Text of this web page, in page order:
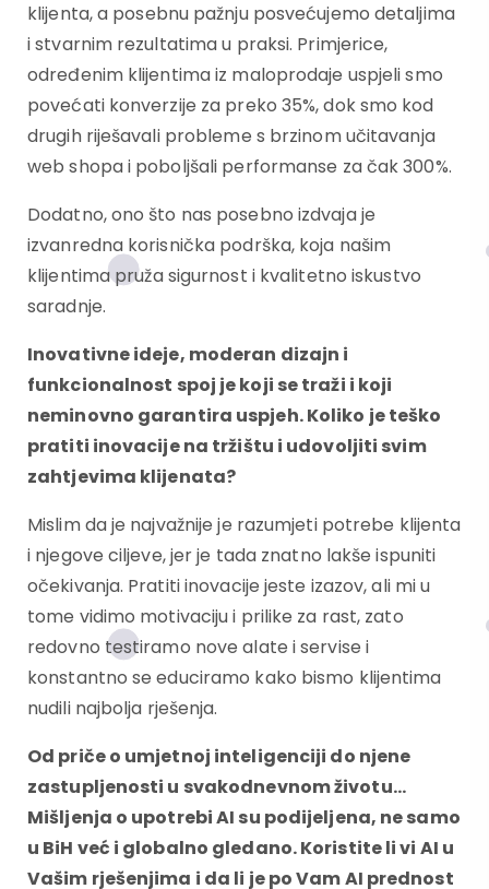
klijenta, a posebnu pažnju posvećujemo detaljima
i stvarnim rezultatima u praksi. Primjerice,
određenim klijentima iz maloprodaje uspjeli smo
povećati konverzije za preko 35%, dok smo kod
drugih riješavali probleme s brzinom učitavanja
web shopa i poboljšali performanse za čak 300%.
Dodatno, ono što nas posebno izdvaja je
izvanredna korisnička podrška, koja našim
klijentima pruža sigurnost i kvalitetno iskustvo
saradnje.
Inovativne ideje, moderan dizajn i
funkcionalnost spoj je koji se traži i koji
neminovno garantira uspjeh. Koliko je teško
pratiti inovacije na tržištu i udovoljiti svim
zahtjevima klijenata?
Mislim da je najvažnije je razumjeti potrebe klijenta
i njegove ciljeve, jer je tada znatno lakše ispuniti
očekivanja. Pratiti inovacije jeste izazov, ali mi u
tome vidimo motivaciju i prilike za rast, zato
redovno testiramo nove alate i servise i
konstantno se educiramo kako bismo klijentima
nudili najbolja rješenja.
Od priče o umjetnoj inteligenciji do njene
zastupljenosti u svakodnevnom životu…
Mišljenja o upotrebi AI su podijeljena, ne samo
u BiH već i globalno gledano.Koristite li vi AI u
Vašim rješenjima i da li je po Vam AI prednost